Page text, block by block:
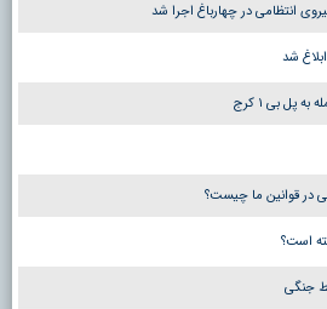
انتظامی در چهارباغ اجرا شد
شد
پل بی ۱ کرج
در قوانین ما چیست؟
است؟
جنگی